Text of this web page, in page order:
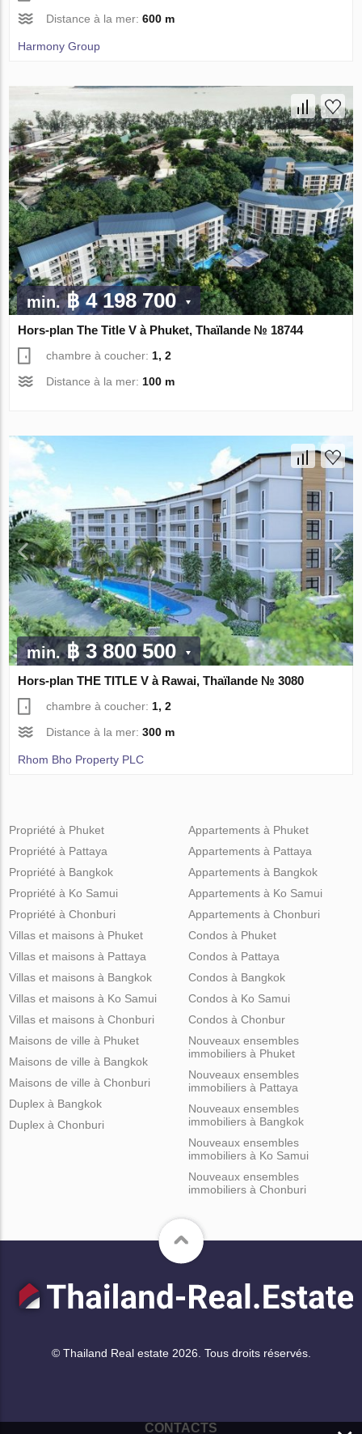
Distance à la mer:600 m
Harmony Group
min.฿ 4 198 700
Hors-plan The Title V à Phuket, Thaïlande № 18744
chambre à coucher:1, 2
Distance à la mer:100 m
min.฿ 3 800 500
Hors-plan THE TITLE V à Rawai, Thaïlande № 3080
chambre à coucher: 1, 2
Distance à la mer:300 m
Rhom Bho Property PLC
Propriété à Phuket
Propriété à Pattaya
Propriété à Bangkok
Propriété à Ko Samui
Propriété à Chonburi
Appartements à Phuket
Appartements à Pattaya
Appartements à Bangkok
Appartements à Ko Samui
Appartements à Chonburi
Villas et maisons à Phuket
Villas et maisons à Pattaya
Villas et maisons à Bangkok
Villas et maisons à Ko Samui
Villas et maisons à Chonburi
Condos à Phuket
Condos à Pattaya
Condos à Bangkok
Condos à Ko Samui
Condos à Chonbur
Maisons de ville à Phuket
Maisons de ville à Bangkok
Maisons de ville à Chonburi
Duplex à Bangkok
Duplex à Chonburi
Nouveaux ensembles
immobiliers à Phuket
Nouveaux ensembles
immobiliers à Pattaya
Nouveaux ensembles
immobiliers à Bangkok
Nouveaux ensembles
immobiliers à Ko Samui
Nouveaux ensembles
immobiliers à Chonburi
© Thailand Real estate 2026. Tous droits réservés.
CONTACTS